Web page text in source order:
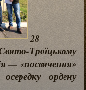
28
Троїцькому
— «посвячення»
ордену